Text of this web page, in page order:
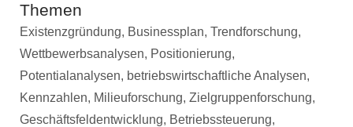
Themen
Existenzgründung, Businessplan, Trendforschung,
Wettbewerbsanalysen, Positionierung,
Potentialanalysen, betriebswirtschaftliche Analysen,
Kennzahlen, Milieuforschung, Zielgruppenforschung,
Geschäftsfeldentwicklung, Betriebssteuerung,